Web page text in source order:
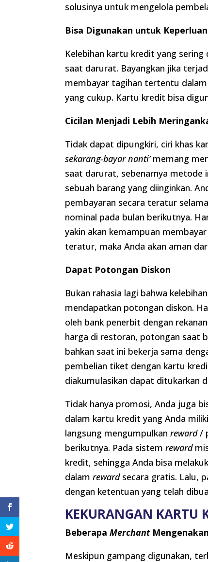
solusinya untuk mengelola
Bisa Digunakan untuk
Kelebihan kartu kredit yang
saat darurat. Bayangkan jika
membayar tagihan tertentu
yang cukup. Kartu kredit bisa
Cicilan Menjadi Lebih
Tidak dapat dipungkiri, ciri khas
sekarang-bayar nanti’memang
saat darurat, sebenarnya metode
sebuah barang yang diinginkan.
pembayaran secara teratur
nominal pada bulan berikutnya.
yakin akan kemampuan
teratur, maka Anda akan aman
Dapat Potongan Diskon
Bukan rahasia lagi bahwa
mendapatkan potongan diskon.
oleh bank penerbit dengan
harga di restoran, potongan saat
bahkan saat ini bekerja sama
pembelian tiket dengan kartu
diakumulasikan dapat ditukarkan
Tidak hanya promosi, Anda juga
dalam kartu kredit yang Anda
langsung mengumpulkanreward/
berikutnya. Pada sistem reward
kredit, sehingga Anda bisa
dalamrewardsecara gratis. Lalu,
dengan ketentuan yang telah
KEKURANGAN KARTU
BeberapaMerchant
Meskipun gampang digunakan,